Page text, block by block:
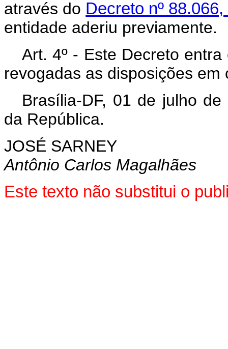
através do Decreto nº
entidade aderiu previamente.
Art. 4º - Este Decreto
revogadas as disposições em
Brasília-DF, 01 de julho
da República.
JOSÉ SARNEY
Antônio Carlos Magalhães
Este texto não substitui o